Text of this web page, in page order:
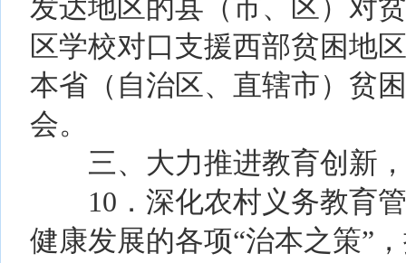
发达地区的县（市、区）对
区学校对口支援西部贫困地
本省（自治区、直辖市）贫
会。
三、大力推进教育创新，
10．深化农村义务教育管
健康发展的各项“治本之策”